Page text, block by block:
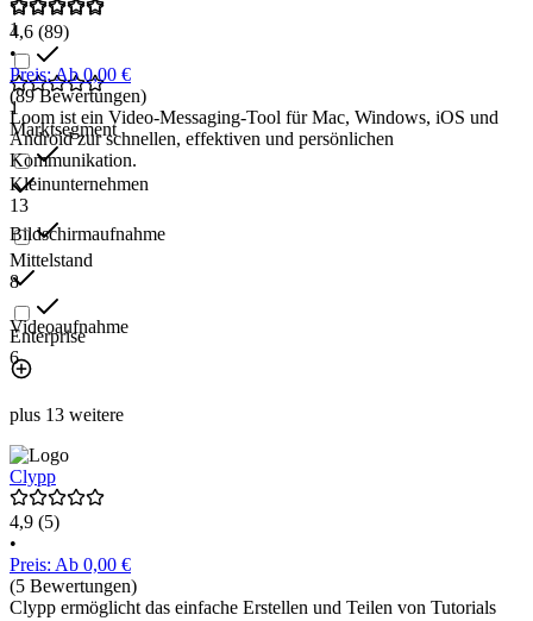
1
1
Marktsegment
Kleinunternehmen
13
Mittelstand
8
Enterprise
6
4,6 (89)
•
Preis: Ab 0,00 €
(89 Bewertungen)
Loom ist ein Video-Messaging-Tool für Mac, Windows, iOS und
Android zur schnellen, effektiven und persönlichen
Kommunikation.
Bildschirmaufnahme
Videoaufnahme
plus 13 weitere
Clypp
4,9 (5)
•
Preis: Ab 0,00 €
(5 Bewertungen)
Clypp ermöglicht das einfache Erstellen und Teilen von Tutorials